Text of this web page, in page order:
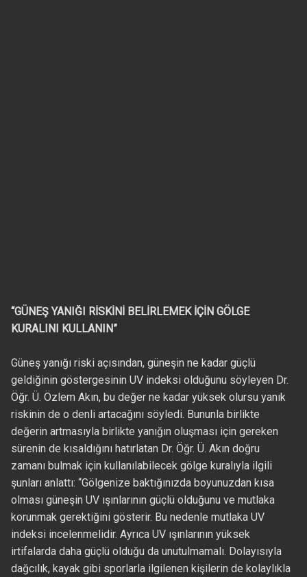
“GÜNEŞ YANIĞI RİSKİNİ BELİRLEMEK İÇİN GÖLGE
KURALINI KULLANIN”
Güneş yanığı riski açısından, güneşin ne kadar güçlü
geldiğinin göstergesinin UV indeksi olduğunu söyleyen Dr.
Öğr. Ü. Özlem Akın, bu değer ne kadar yüksek olursu yanık
riskinin de o denli artacağını söyledi. Bununla birlikte
değerin artmasıyla birlikte yanığın oluşması için gereken
sürenin de kısaldığını hatırlatan Dr. Öğr. Ü. Akın doğru
zamanı bulmak için kullanılabilecek gölge kuralıyla ilgili
şunları anlattı: “Gölgenize baktığınızda boyunuzdan kısa
olması güneşin UV ışınlarının güçlü olduğunu ve mutlaka
korunmak gerektiğini gösterir. Bu nedenle mutlaka UV
indeksi incelenmelidir. Ayrıca UV ışınlarının yüksek
irtifalarda daha güçlü olduğu da unutulmamalı. Dolayısıyla
dağcılık, kayak gibi sporlarla ilgilenen kişilerin de kolaylıkla